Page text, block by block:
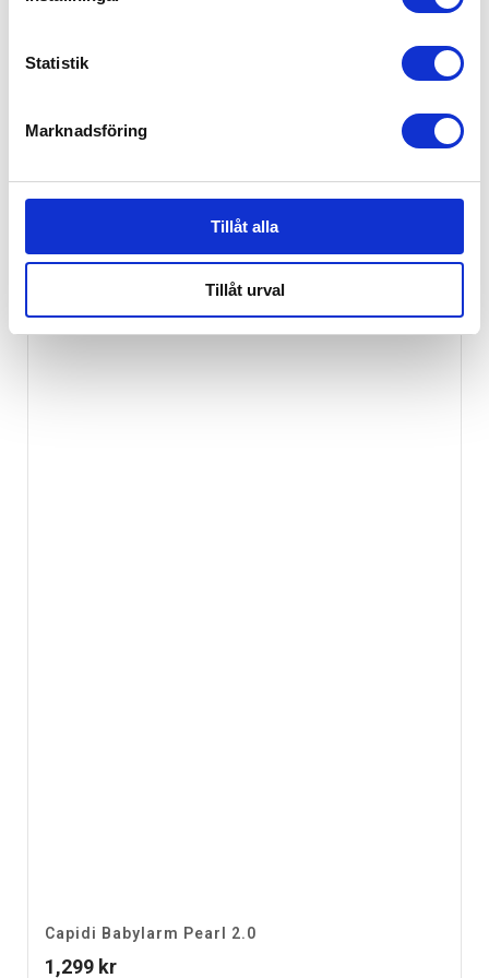
Statistik
Marknadsföring
Tillåt alla
Tillåt urval
Capidi Babylarm Pearl 2.0
1,299 kr